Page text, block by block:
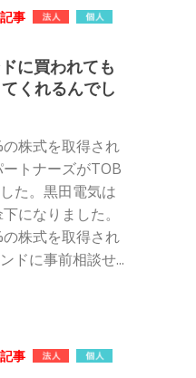
事
に買われても
くれるんでし
株式を取得され
トナーズがTOB
た。黒田電気は
になりました。
株式を取得され
ドに事前相談せ...
事